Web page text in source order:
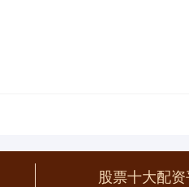
股票十大配